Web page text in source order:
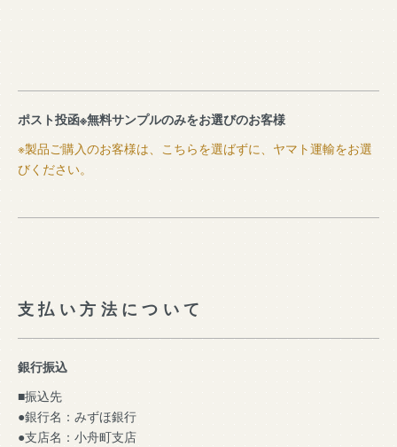
ポスト投函※無料サンプルのみをお選びのお客様
※製品ご購入のお客様は、こちらを選ばずに、ヤマト運輸をお選
びください。
支払い方法について
銀行振込
■振込先
●銀行名：みずほ銀行
●支店名：小舟町支店